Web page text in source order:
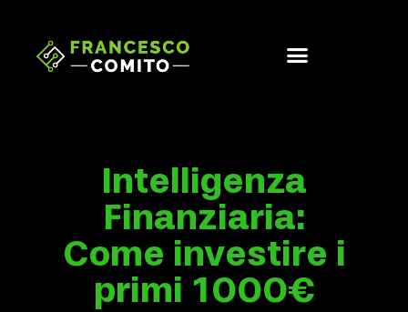
Intelligenza
Finanziaria:
Come investire i
primi 1000€